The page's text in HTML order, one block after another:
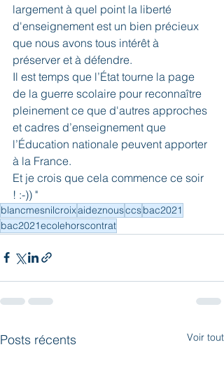
largement à quel point la liberté
d'enseignement est un bien précieux
que nous avons tous intérêt à
préserver et à défendre.
Il est temps que l’État tourne la page
de la guerre scolaire pour reconnaître
pleinement ce que d'autres approches
et cadres d’enseignement que
l’Éducation nationale peuvent apporter
à la France.
Et je crois que cela commence ce soir
! :-)) "
blancmesnilcroixaideznousccsbac2021
bac2021ecolehorscontrat
Posts récents Voir tout